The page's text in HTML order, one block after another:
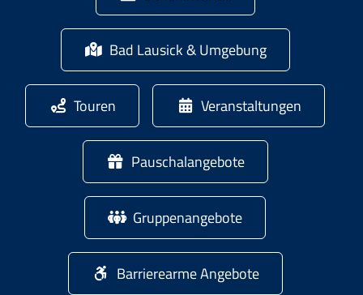
Bad Lausick & Umgebung
Touren Veranstaltungen
Pauschalangebote
Gruppenangebote
Barrierearme Angebote